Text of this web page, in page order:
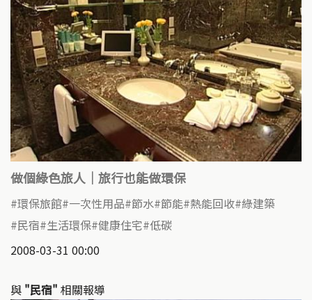
做個綠色旅人｜旅行也能做環保
環保旅館 一次性用品 節水 節能 熱能回收 綠建築
民宿 生活環保 健康住宅 低碳
2008-03-31 00:00
與 "民宿" 相關報導